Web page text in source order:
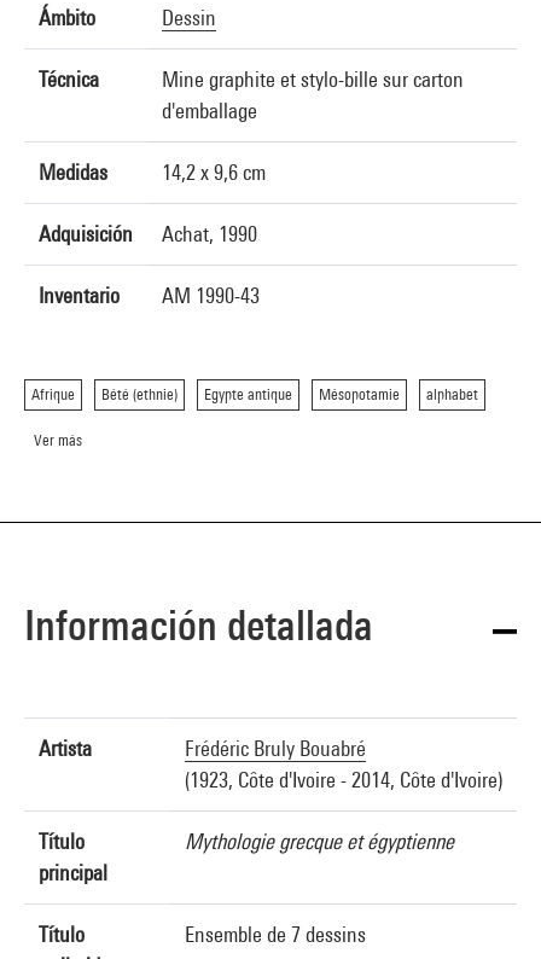
Ámbito Dessin
Técnica
Mine graphite et stylo-bille sur carton
d'emballage
Medidas 14,2 x 9,6 cm
Adquisición Achat, 1990
Inventario AM 1990-43
Afrique Bété (ethnie) Egypte antique Mésopotamie alphabet
Ver más
Información detallada
Artista
Frédéric Bruly Bouabré
(1923, Côte d'Ivoire - 2014, Côte d'Ivoire)
Título
principal
Mythologie grecque et égyptienne
Título
Ensemble de 7 dessins